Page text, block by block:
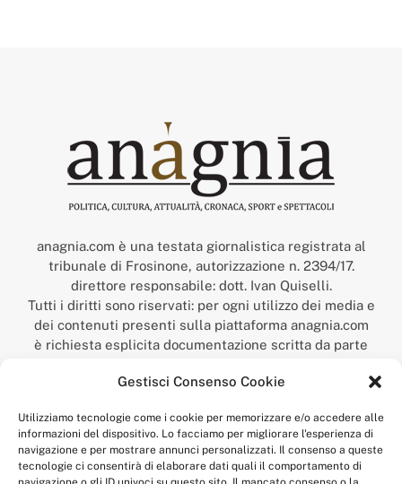
Gestisci Consenso Cookie
Utilizziamo tecnologie come i cookie per memorizzare e/o accedere alle
informazioni del dispositivo. Lo facciamo per migliorare l'esperienza di
navigazione e per mostrare annunci personalizzati. Il consenso a queste
tecnologie ci consentirà di elaborare dati quali il comportamento di
anagnia.com è una testata giornalistica registrata al
tribunale di Frosinone, autorizzazione n. 2394/17.
direttore responsabile: dott. Ivan Quiselli.
Tutti i diritti sono riservati: per ogni utilizzo dei media e
dei contenuti presenti sulla piattaforma anagnia.com
è richiesta esplicita documentazione scritta da parte
“Anagnia” è un marchio registrato presso l’Ufficio Italiano
Economico,
num. registrazione: 302017000014044 del 9 febbraio 2017.
Per contatti:redazione@anagnia.com